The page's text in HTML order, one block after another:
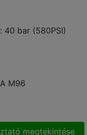
40 bar (580PSI)
M96
megtekintése